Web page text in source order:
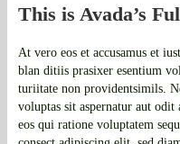
This is Avada’s
At vero eos et accusamus et
blan ditiis prasixer esentium
turiitate non providentsimils.
voluptas sit aspernatur aut
eos qui ratione voluptatem